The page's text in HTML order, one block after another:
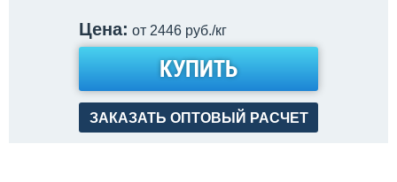
Цена: от 2446 руб./кг
КУПИТЬ
ЗАКАЗАТЬ ОПТОВЫЙ РАСЧЕТ